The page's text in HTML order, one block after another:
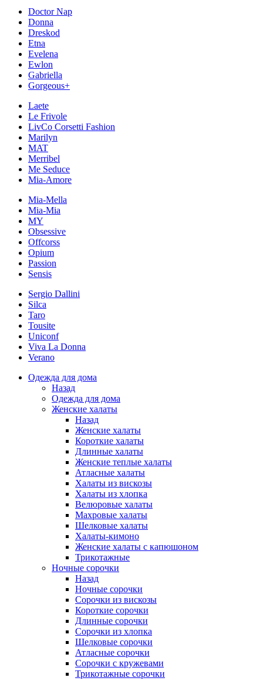
Doctor Nap
Donna
Dreskod
Etna
Evelena
Ewlon
Gabriella
Gorgeous+
Laete
Le Frivole
LivCo Corsetti Fashion
Marilyn
MAT
Merribel
Me Seduce
Mia-Amore
Mia-Mella
Mia-Mia
MY
Obsessive
Offcorss
Opium
Passion
Sensis
Sergio Dallini
Silca
Taro
Tousite
Uniconf
Viva La Donna
Verano
Одежда для дома
Назад
Одежда для дома
Женские халаты
Назад
Женские халаты
Короткие халаты
Длинные халаты
Женские теплые халаты
Атласные халаты
Халаты из вискозы
Халаты из хлопка
Велюровые халаты
Махровые халаты
Шелковые халаты
Халаты-кимоно
Женские халаты с капюшоном
Трикотажные
Ночные сорочки
Назад
Ночные сорочки
Сорочки из вискозы
Короткие сорочки
Длинные сорочки
Сорочки из хлопка
Шелковые сорочки
Атласные сорочки
Сорочки с кружевами
Трикотажные сорочки